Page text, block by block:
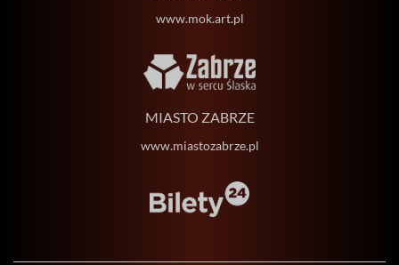
www.mok.art.pl
MIASTO ZABRZE
www.miastozabrze.pl